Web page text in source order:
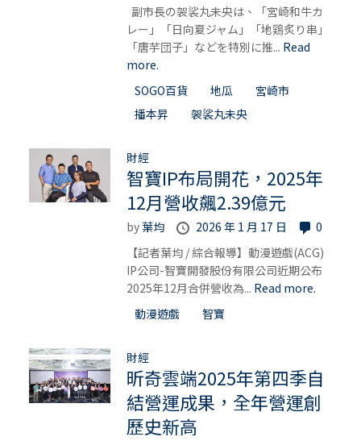
副市長の袈裟丸未央は、「宮崎和牛カ
レー」「日向夏ジャム」「地鶏炙り串」
「唐芋団子」などを特別に推... Read
more.
SOGO百貨
地瓜
宮崎市
播本昇
袈裟丸未央
財經
智寶IP布局開花，2025年
12月營收飆2.39億元
by葉均 2026 年 1 月 17 日
0
【記者葉均 / 綜合報導】動漫遊戲(ACG)
IP公司-智寶開發股份有限公司近期公布
2025年12月合併營收為... Read more.
動漫遊戲
智寶
財經
昕奇雲端2025年第四季自
結營運成果，全年營運創
歷史新高